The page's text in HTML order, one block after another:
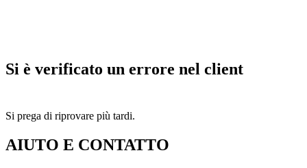
Si è verificato un errore nel client
Si prega di riprovare più tardi.
AIUTO E CONTATTO